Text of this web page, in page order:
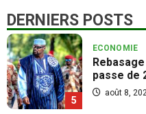
DERNIERS POSTS
4
5
ECONOMIE
passe de
août 8,